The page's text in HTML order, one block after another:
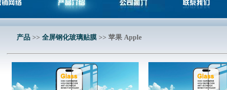
产品 >> 全屏钢化玻璃贴膜 >> 苹果 Apple